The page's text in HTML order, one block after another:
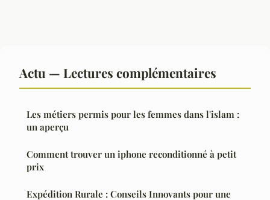
Actu — Lectures complémentaires
Les métiers permis pour les femmes dans l'islam :
un aperçu
Comment trouver un iphone reconditionné à petit
prix
Expédition Rurale : Conseils Innovants pour une